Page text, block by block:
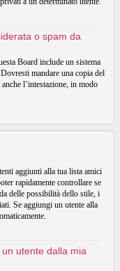
o spam da
Board include un sistema
mandare una copia del
l’intestazione, in modo
aggiunti alla tua lista amici
rapidamente controllare se
delle possibilità dello stile, i
Se aggiungi un utente alla
utente dalla mia